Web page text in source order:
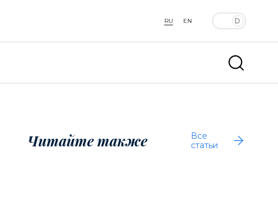
RU EN
Читайте также
Все
статьи